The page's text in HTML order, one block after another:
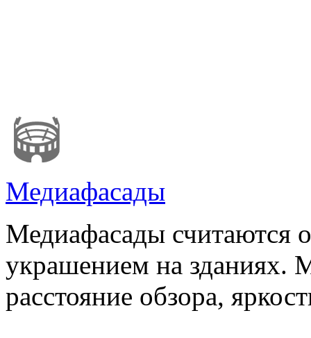
Медиафасады
Медиафасады считаются
украшением на зданиях.
расстояние обзора,